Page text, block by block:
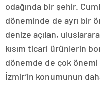
odağında bir şehir.
döneminde de ayrı bir
denize açılan,
kısım ticari ürünlerin
dönemde de çok önemi
İzmir’in konumunun